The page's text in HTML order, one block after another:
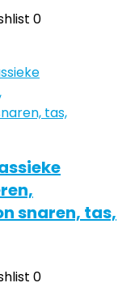
0
snaren, tas,
0